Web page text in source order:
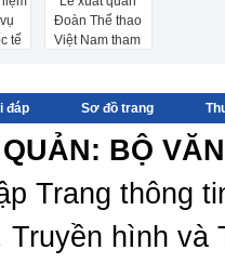
tế
và
cứu
âm
Đoàn Thể thao
Việt Nam tham
đáp Sơ đồ trang
BỘ
Trang thông
Truyền hình